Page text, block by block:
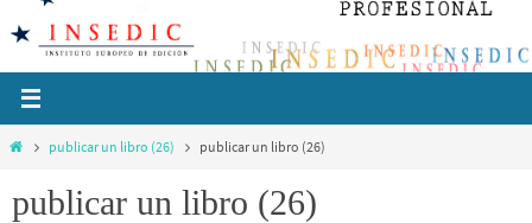
contenido
Iniciopublicar un libro (26) publicar un libro (26)
publicar un libro (26)